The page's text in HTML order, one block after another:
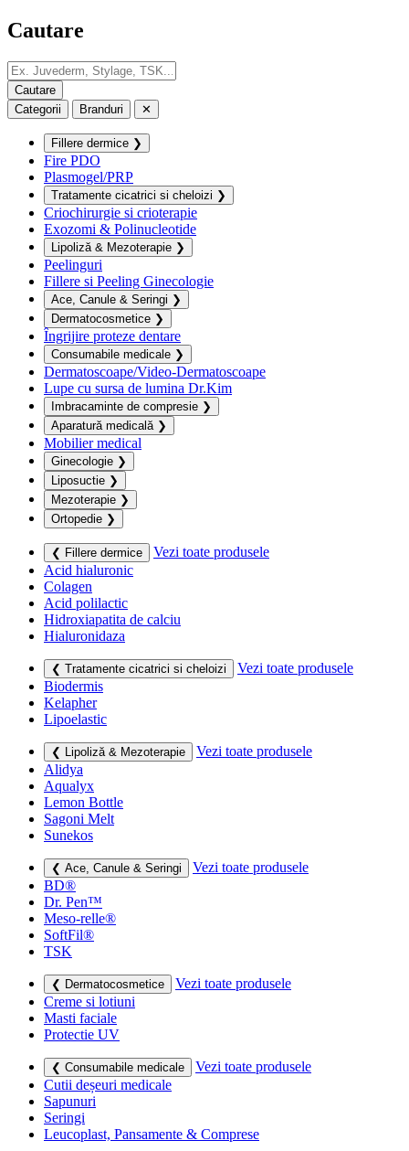
Cautare
Categorii Branduri ✕
Fillere dermice ❯
Fire PDO
Plasmogel/PRP
Tratamente cicatrici si cheloizi ❯
Criochirurgie si crioterapie
Exozomi & Polinucleotide
Lipoliză & Mezoterapie ❯
Peelinguri
Fillere si Peeling Ginecologie
Ace, Canule & Seringi ❯
Dermatocosmetice ❯
Îngrijire proteze dentare
Consumabile medicale ❯
Dermatoscoape/Video-Dermatoscoape
Lupe cu sursa de lumina Dr.Kim
Imbracaminte de compresie ❯
Aparatură medicală ❯
Mobilier medical
Ginecologie ❯
Liposuctie ❯
Mezoterapie ❯
Ortopedie ❯
❮ Fillere dermice
Vezi toate produsele
Acid hialuronic
Colagen
Acid polilactic
Hidroxiapatita de calciu
Hialuronidaza
❮ Tratamente cicatrici si cheloizi
Vezi toate produsele
Biodermis
Kelapher
Lipoelastic
❮ Lipoliză & Mezoterapie
Vezi toate produsele
Alidya
Aqualyx
Lemon Bottle
Sagoni Melt
Sunekos
❮ Ace, Canule & Seringi
Vezi toate produsele
BD®
Dr. Pen™
Meso-relle®
SoftFil®
TSK
❮ Dermatocosmetice
Vezi toate produsele
Creme si lotiuni
Masti faciale
Protectie UV
❮ Consumabile medicale
Vezi toate produsele
Cutii deșeuri medicale
Sapunuri
Seringi
Leucoplast, Pansamente & Comprese